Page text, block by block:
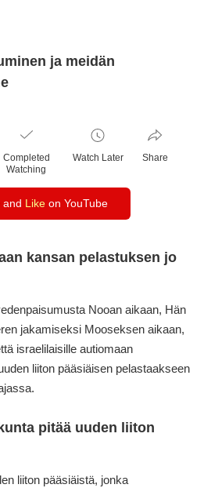
ja meidän
Completed
Watching
Watch Later Share
and Likeon YouTube
kansan pelastuksen jo
Nooan aikaan, Hän
jakamiseksi Mooseksen aikaan,
israelilaisille autiomaan
liiton pääsiäisen pelastaakseen
pitää uuden liiton
liiton pääsiäistä, jonka